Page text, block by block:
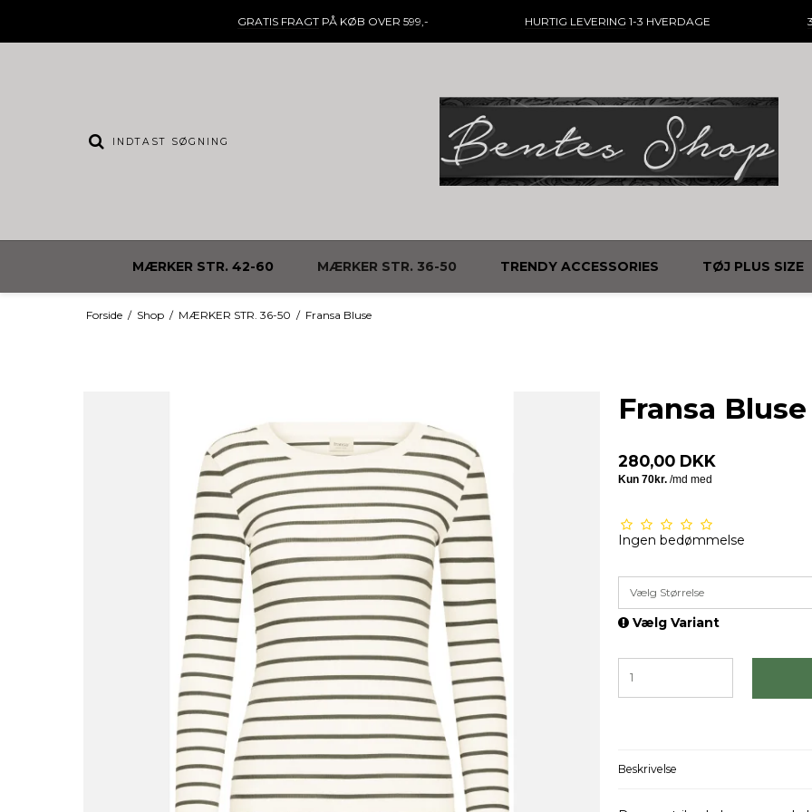
GRATIS FRAGTPÅ KØB OVER 599,- HURTIG LEVERING 1-3 HVERDAGE
MÆRKER STR. 42-60 MÆRKER STR. 36-50 TRENDY ACCESSORIES TØJ PLUS SIZE
Forside / Shop / MÆRKER STR. 36-50 / Fransa Bluse
Fransa Bluse
280,00 DKK
Ingen bedømmelse
Vælg Størrelse
Vælg Variant
Beskrivelse